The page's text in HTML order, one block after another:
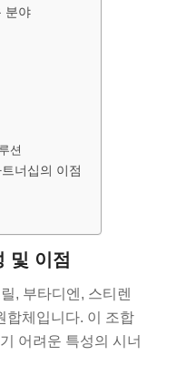
분야
션
너십의 이점
및 이점
, 부타디엔, 스티렌
합체입니다. 이 조합
어려운 특성의 시너